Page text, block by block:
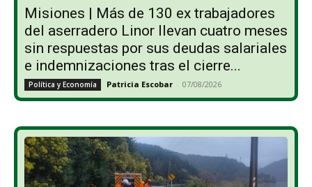
Misiones | Más de 130 ex trabajadores
del aserradero Linor llevan cuatro meses
sin respuestas por sus deudas salariales
e indemnizaciones tras el cierre...
Política y Economía Patricia Escobar - 07/08/2026